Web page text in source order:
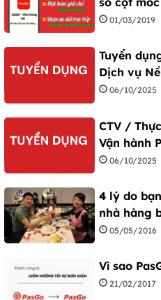
01/03/2019
Tuyển
Dịch vụ
06/10/2025
CTV /
Vận hành
06/10/2025
4 lý do
nhà hàng
05/05/2016
Vì sao
21/02/2017